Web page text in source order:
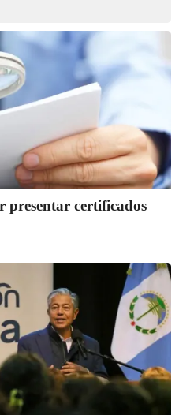
presentar certificados